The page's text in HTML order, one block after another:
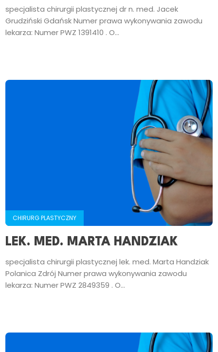
specjalista chirurgii plastycznej dr n. med. Jacek
Grudziński Gdańsk Numer prawa wykonywania zawodu
lekarza: Numer PWZ 1391410 . O...
CHIRURG PLASTYCZNY
LEK. MED. MARTA HANDZIAK
specjalista chirurgii plastycznej lek. med. Marta Handziak
Polanica Zdrój Numer prawa wykonywania zawodu
lekarza: Numer PWZ 2849359 . O...